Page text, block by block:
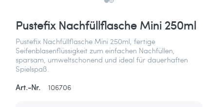
Pustefix Nachfüllflasche Mini 250ml
Pustefix Nachfüllflasche Mini 250ml, fertige
Seifenblasenflüssigkeit zum einfachen Nachfüllen,
sparsam, umweltschonend und ideal für dauerhaften
Spielspaß.
Art.-Nr.
106706